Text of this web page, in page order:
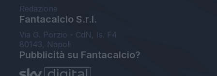
Redazione
Fantacalcio S.r.l.
Via G. Porzio - CdN, Is. F4
80143, Napoli
Pubblicità su Fantacalcio?